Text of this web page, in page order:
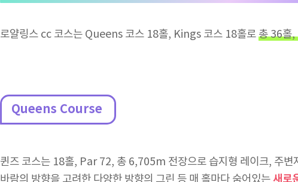
로얄링스 cc 코스는 Queens 코스 18홀, Kings 코스 18홀로총 36홀
Queens Course
퀸즈 코스는 18홀, Par 72, 총 6,705m 전장으로 습지형 레이크, 주변
바람의 방향을 고려한 다양한 방향의 그린 등 매 홀마다 숨어있는새로